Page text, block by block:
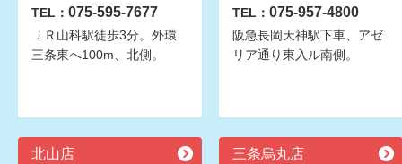
TEL： 075-595-7677
ＪＲ山科駅徒歩3分。外環
三条東へ100m、北側。
TEL： 075-957-4800
阪急長岡天神駅下車、アゼ
リア通り東入ル南側。
北山店 三条烏丸店